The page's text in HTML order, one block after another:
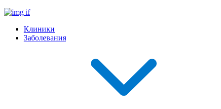
Клиники
Заболевания